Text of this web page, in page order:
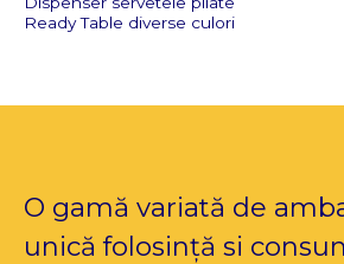
Ready Table diverse culori
O gamă variată de
unică folosință si